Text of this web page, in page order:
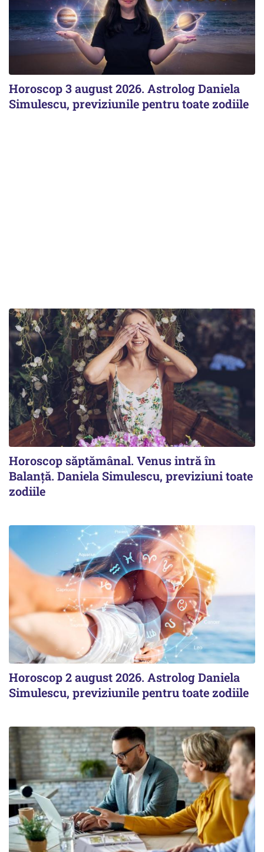
Horoscop 3 august 2026. Astrolog Daniela
Simulescu, previziunile pentru toate zodiile
Horoscop săptămânal. Venus intră în
Balanță. Daniela Simulescu, previziuni toate
zodiile
Horoscop 2 august 2026. Astrolog Daniela
Simulescu, previziunile pentru toate zodiile